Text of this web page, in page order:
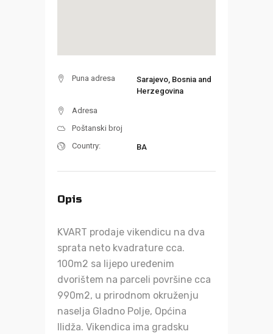
Puna adresa
Sarajevo, Bosnia and
Herzegovina
Adresa
Poštanski broj
Country:
BA
Opis
KVART prodaje vikendicu na dva
sprata neto kvadrature cca.
100m2 sa lijepo uređenim
dvorištem na parceli površine cca
990m2, u prirodnom okruženju
naselja Gladno Polje, Općina
Ilidža. Vikendica ima gradsku